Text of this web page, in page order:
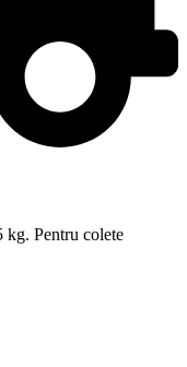
kg. Pentru colete